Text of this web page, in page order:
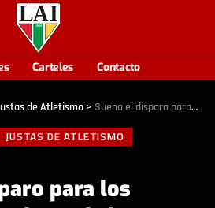
Carteles Contacto
de Atletismo > Suena el disparo para los estudiantes-atletas de las Justas de Atletismo
JUSTAS DE ATLETISMO
para los